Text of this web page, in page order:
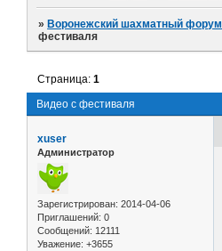
»Воронежский шахматный форум
фестиваля
Видео с фестиваля
Страница:1
xuser
Администратор
Зарегистрирован: 2014-04-06
Приглашений: 0
Сообщений: 12111
Уважение: +3655